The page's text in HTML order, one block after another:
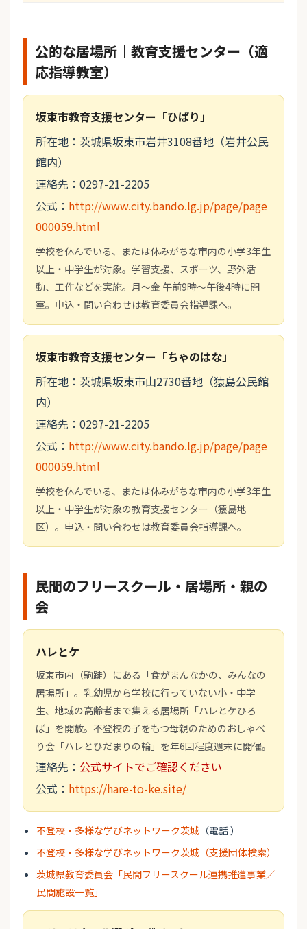
公的な居場所｜教育支援センター（適
応指導教室）
坂東市教育支援センター「ひばり」
所在地：茨城県坂東市岩井3108番地（岩井公民
館内）
連絡先：0297-21-2205
公式： http://www.city.bando.lg.jp/page/page
000059.html
学校を休んでいる、または休みがちな市内の小学3年生
以上・中学生が対象。学習支援、スポーツ、野外活
動、工作などを実施。月～金 午前9時～午後4時に開
室。申込・問い合わせは教育委員会指導課へ。
坂東市教育支援センター「ちゃのはな」
所在地：茨城県坂東市山2730番地（猿島公民館
内）
連絡先：0297-21-2205
公式： http://www.city.bando.lg.jp/page/page
000059.html
学校を休んでいる、または休みがちな市内の小学3年生
以上・中学生が対象の教育支援センター（猿島地
区）。申込・問い合わせは教育委員会指導課へ。
民間のフリースクール・居場所・親の
会
ハレとケ
坂東市内（駒跿）にある「食がまんなかの、みんなの
居場所」。乳幼児から学校に行っていない小・中学
生、地域の高齢者まで集える居場所「ハレとケひろ
ば」を開放。不登校の子をもつ母親のためのおしゃべ
り会「ハレとひだまりの輪」を年6回程度週末に開催。
連絡先： 公式サイトでご確認ください
公式： https://hare-to-ke.site/
不登校・多様な学びネットワーク茨城 （電話 ）
不登校・多様な学びネットワーク茨城（支援団体検索）
茨城県教育委員会「民間フリースクール連携推進事業／
民間施設一覧」